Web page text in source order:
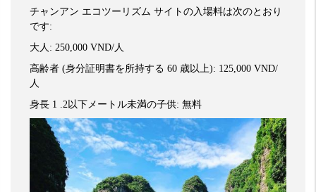
チャンアン エコツーリズム サイトの入場料は次のとおり
です:
大人 : 250,000 VND/人
高齢者 (身分証明書を所持する 60 歳以上): 125,000 VND/
人
身長 1 .2以下メートル未満の子供: 無料